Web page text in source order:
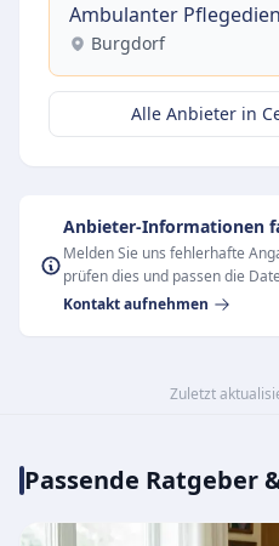
Ambulanter
Burgdorf
Alle Anbieter in
Anbieter-Informationen
Melden Sie uns fehlerhafte
prüfen dies und passen die
Kontakt aufnehmen
Zuletzt
Passende Ratgeber